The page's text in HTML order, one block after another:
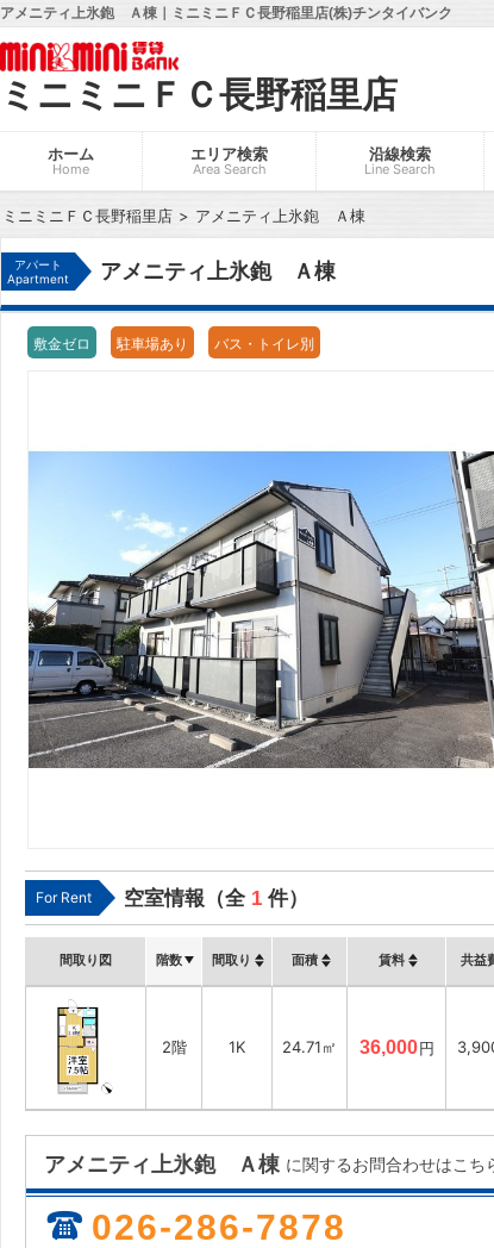
アメニティ上氷鉋 Ａ棟｜ミニミニＦＣ長野稲里店(株)チンタイバンク
ミニミニＦＣ長野稲里店
ホーム
Home
エリア検索
Area Search
沿線検索
Line Search
ミニミニＦＣ長野稲里店 アメニティ上氷鉋 Ａ棟
アパート
Apartment
アメニティ上氷鉋 Ａ棟
敷金ゼロ 駐車場あり バス・トイレ別
For Rent 空室情報（全 1 件）
間取り図 階数 間取り 面積 賃料 共益
2階 1K 24.71㎡ 36,000円
アメニティ上氷鉋 Ａ棟 に関するお問合わせはこち
026-286-7878